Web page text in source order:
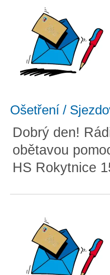
Ošetření /
Dobrý den!
obětavou
HS Rokytnice